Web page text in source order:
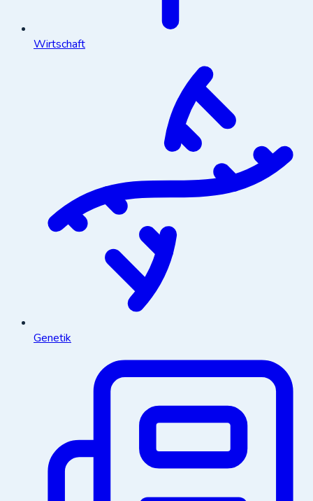
Wirtschaft
Genetik